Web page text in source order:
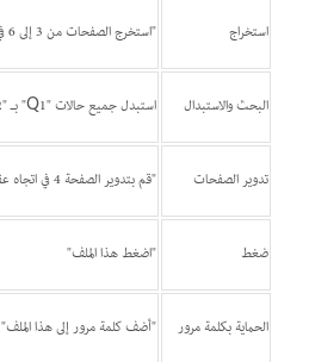
استخراج "استخرج الصفحات من 3 إلى 6 في ملف جديد"
البحث والاستبدال استبدل جميع حالات "Q1" بـ "Q2"
تدوير الصفحات "قم بتدوير الصفحة 4 في اتجاه عقارب الساعة"
ضغط "اضغط هذا الملف"
الحماية بكلمة مرور "أضف كلمة مرور إلى هذا الملف"